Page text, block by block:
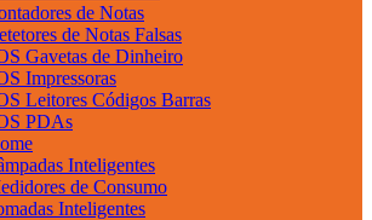
de Notas
de Notas Falsas
Gavetas de Dinheiro
Impressoras
Leitores Códigos Barras
PDAs
Inteligentes
de Consumo
Inteligentes